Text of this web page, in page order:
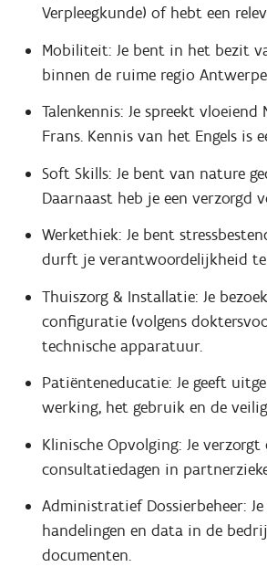
Verpleegkunde) of hebt een
Mobiliteit: Je bent in het bezit
binnen de ruime regio
Talenkennis: Je spreekt
Frans. Kennis van het Engels is
Soft Skills: Je bent van nature
Daarnaast heb je een verzorgd
Werkethiek: Je bent
durft je verantwoordelijkheid
Thuiszorg & Installatie: Je
configuratie (volgens
technische apparatuur.
Patiënteneducatie: Je geeft
werking, het gebruik en de
Klinische Opvolging: Je
consultatiedagen in
Administratief Dossierbeheer:
handelingen en data in de
documenten.